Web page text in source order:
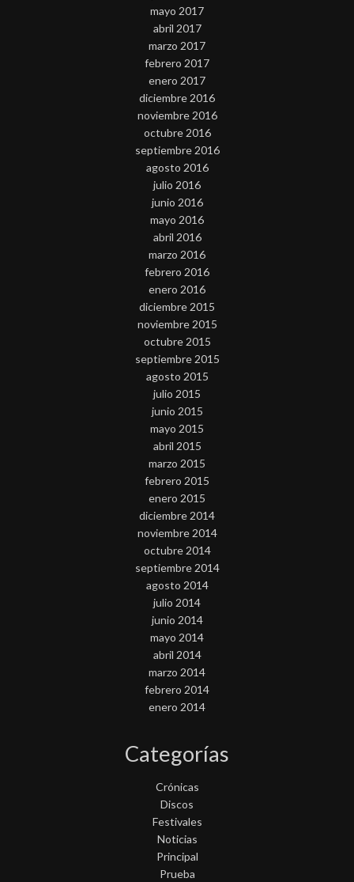
mayo 2017
abril 2017
marzo 2017
febrero 2017
enero 2017
diciembre 2016
noviembre 2016
octubre 2016
septiembre 2016
agosto 2016
julio 2016
junio 2016
mayo 2016
abril 2016
marzo 2016
febrero 2016
enero 2016
diciembre 2015
noviembre 2015
octubre 2015
septiembre 2015
agosto 2015
julio 2015
junio 2015
mayo 2015
abril 2015
marzo 2015
febrero 2015
enero 2015
diciembre 2014
noviembre 2014
octubre 2014
septiembre 2014
agosto 2014
julio 2014
junio 2014
mayo 2014
abril 2014
marzo 2014
febrero 2014
enero 2014
Categorías
Crónicas
Discos
Festivales
Noticias
Principal
Prueba